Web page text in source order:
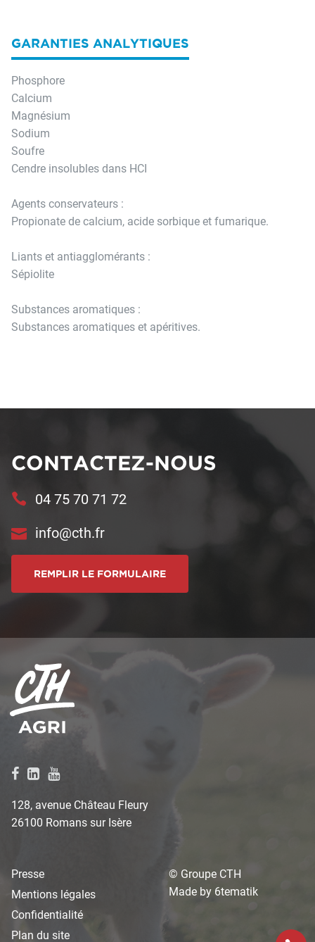
GARANTIES ANALYTIQUES
Phosphore
Calcium
Magnésium
Sodium
Soufre
Cendre insolubles dans HCI
Agents conservateurs :
Propionate de calcium, acide sorbique et fumarique.
Liants et antiagglomérants :
Sépiolite
Substances aromatiques :
Substances aromatiques et apéritives.
CONTACTEZ-NOUS
04 75 70 71 72
info@cth.fr
REMPLIR LE FORMULAIRE
128, avenue Château Fleury
26100 Romans sur Isère
Presse
Mentions légales
Confidentialité
Plan du site
© Groupe CTH
Made by 6tematik